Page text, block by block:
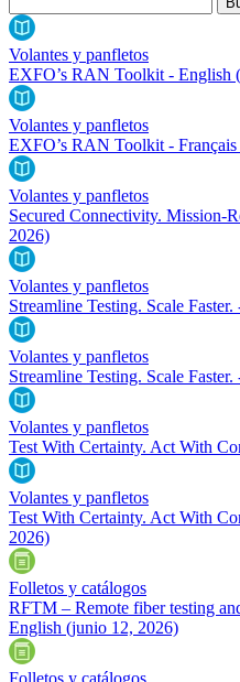
Volantes y panfletos
EXFO’s RAN Toolkit - English
Volantes y panfletos
EXFO’s RAN Toolkit - Français
Volantes y panfletos
Secured Connectivity. Mission-
2026)
Volantes y panfletos
Streamline Testing. Scale
Volantes y panfletos
Streamline Testing. Scale Faster.
Volantes y panfletos
Test With Certainty. Act With
Volantes y panfletos
Test With Certainty. Act With
2026)
Folletos y catálogos
RFTM – Remote fiber testing
English (junio 12, 2026)